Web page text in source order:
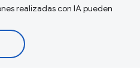
realizadas con IA pueden